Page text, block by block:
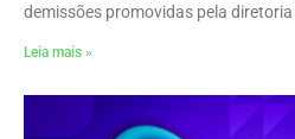
demissões promovidas pela
Leia mais »